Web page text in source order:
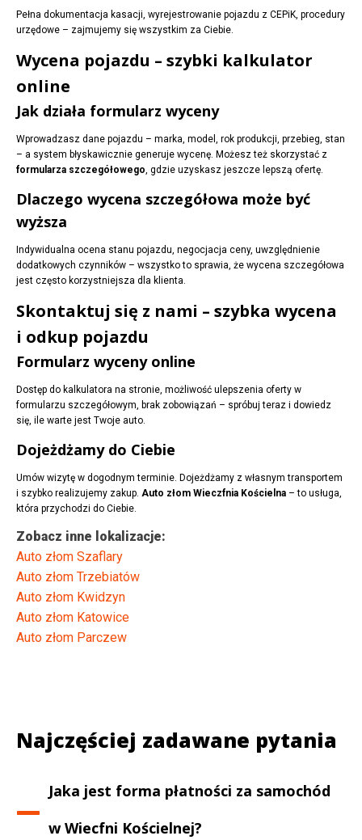
Pełna dokumentacja kasacji, wyrejestrowanie pojazdu z CEPiK, procedury
urzędowe – zajmujemy się wszystkim za Ciebie.
Wycena pojazdu – szybki kalkulator
online
Jak działa formularz wyceny
Wprowadzasz dane pojazdu – marka, model, rok produkcji, przebieg, stan
– a system błyskawicznie generuje wycenę. Możesz też skorzystać z
formularza szczegółowego, gdzie uzyskasz jeszcze lepszą ofertę.
Dlaczego wycena szczegółowa może być
wyższa
Indywidualna ocena stanu pojazdu, negocjacja ceny, uwzględnienie
dodatkowych czynników – wszystko to sprawia, że wycena szczegółowa
jest często korzystniejsza dla klienta.
Skontaktuj się z nami – szybka wycena
i odkup pojazdu
Formularz wyceny online
Dostęp do kalkulatora na stronie, możliwość ulepszenia oferty w
formularzu szczegółowym, brak zobowiązań – spróbuj teraz i dowiedz
się, ile warte jest Twoje auto.
Dojeżdżamy do Ciebie
Umów wizytę w dogodnym terminie. Dojeżdżamy z własnym transportem
i szybko realizujemy zakup. Auto złom Wieczfnia Kościelna – to usługa,
która przychodzi do Ciebie.
Zobacz inne lokalizacje:
Auto złom Szaflary
Auto złom Trzebiatów
Auto złom Kwidzyn
Auto złom Katowice
Auto złom Parczew
Najczęściej zadawane pytania
Jaka jest forma płatności za samochód
wWiecfni Kościelnej?